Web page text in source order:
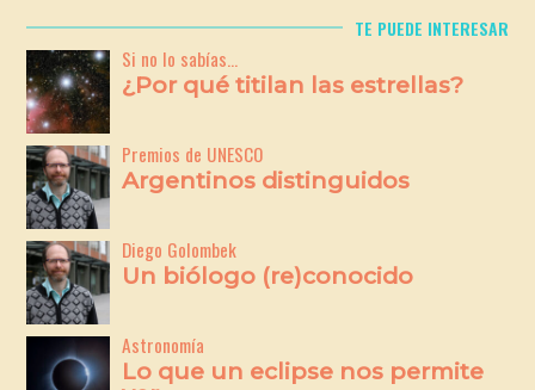
TE PUEDE INTERESAR
Si no lo sabías...
¿Por qué titilan las estrellas?
Premios de UNESCO
Argentinos distinguidos
Diego Golombek
Un biólogo (re)conocido
Astronomía
Lo que un eclipse nos permite